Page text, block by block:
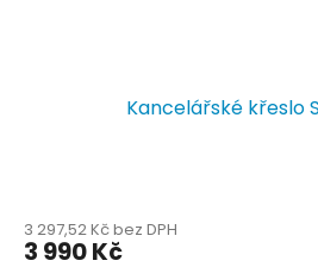
Kancelářské křeslo
3 297,52 Kč bez DPH
3 990 Kč